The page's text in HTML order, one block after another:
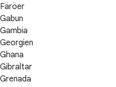
Färöer
Gabun
Gambia
Georgien
Ghana
Gibraltar
Grenada